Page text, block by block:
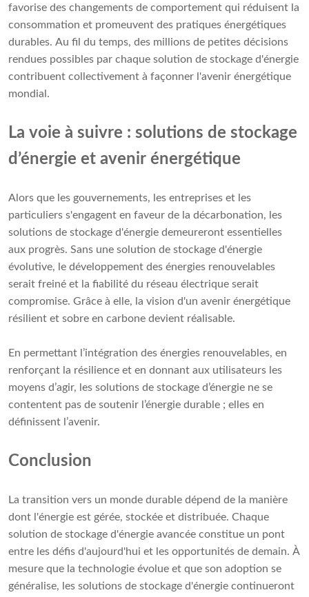
favorise des changements de comportement qui réduisent la
consommation et promeuvent des pratiques énergétiques
durables. Au fil du temps, des millions de petites décisions
rendues possibles par chaque solution de stockage d'énergie
contribuent collectivement à façonner l'avenir énergétique
mondial.
La voie à suivre : solutions de stockage
d’énergie et avenir énergétique
Alors que les gouvernements, les entreprises et les
particuliers s'engagent en faveur de la décarbonation, les
solutions de stockage d'énergie demeureront essentielles
aux progrès. Sans une solution de stockage d'énergie
évolutive, le développement des énergies renouvelables
serait freiné et la fiabilité du réseau électrique serait
compromise. Grâce à elle, la vision d'un avenir énergétique
résilient et sobre en carbone devient réalisable.
En permettant l’intégration des énergies renouvelables, en
renforçant la résilience et en donnant aux utilisateurs les
moyens d’agir, les solutions de stockage d’énergie ne se
contentent pas de soutenir l’énergie durable ; elles en
définissent l’avenir.
Conclusion
La transition vers un monde durable dépend de la manière
dont l'énergie est gérée, stockée et distribuée. Chaque
solution de stockage d'énergie avancée constitue un pont
entre les défis d'aujourd'hui et les opportunités de demain. À
mesure que la technologie évolue et que son adoption se
généralise, les solutions de stockage d'énergie continueront